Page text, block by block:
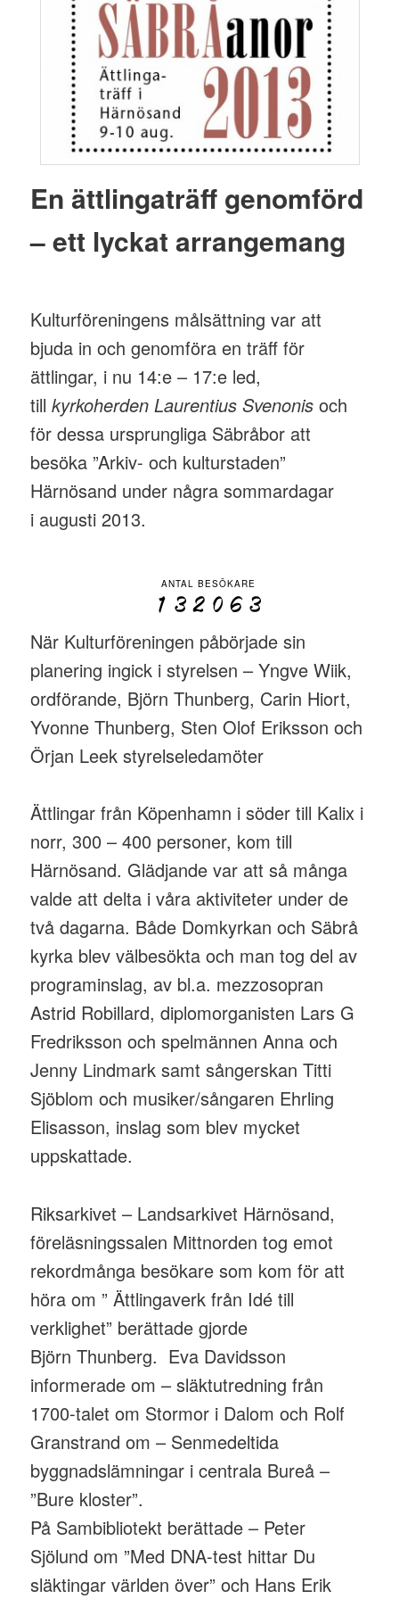
En ättlingaträff genomförd
– ett lyckat arrangemang
Kulturföreningens målsättning var att
bjuda in och genomföra en träff för
ättlingar, i nu 14:e – 17:e led,
tillkyrkoherden Laurentius Svenonis och
för dessa ursprungliga Säbråbor att
besöka ”Arkiv- och kulturstaden”
Härnösand under några sommardagar
i augusti 2013.
ANTAL BESÖKARE
När Kulturföreningen påbörjade sin
planering ingick i styrelsen – Yngve Wiik,
ordförande, Björn Thunberg, Carin Hiort,
Yvonne Thunberg, Sten Olof Eriksson och
Örjan Leek styrelseledamöter
Ättlingar från Köpenhamn i söder till Kalix i
norr, 300 – 400 personer, kom till
Härnösand. Glädjande var att så många
valde att delta i våra aktiviteter under de
två dagarna. Både Domkyrkan och Säbrå
kyrka blev välbesökta och man tog del av
programinslag, av bl.a. mezzosopran
Astrid Robillard, diplomorganisten Lars G
Fredriksson och spelmännen Anna och
Jenny Lindmark samt sångerskan Titti
Sjöblom och musiker/sångaren Ehrling
Elisasson, inslag som blev mycket
uppskattade.
Riksarkivet – Landsarkivet Härnösand,
föreläsningssalen Mittnorden tog emot
rekordmånga besökare som kom för att
höra om ” Ättlingaverk från Idé till
verklighet” berättade gjorde
Björn Thunberg. Eva Davidsson
informerade om – släktutredning från
1700-talet om Stormor i Dalom och Rolf
Granstrand om – Senmedeltida
byggnadslämningar i centrala Bureå –
”Bure kloster”.
På Sambibliotekt berättade – Peter
Sjölund om ”Med DNA-test hittar Du
släktingar världen över” och Hans Erik